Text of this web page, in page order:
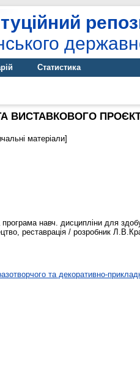
Статистика
ВИСТАВКОВОГО
матеріали]
програма навч. дисципліни для
реставрація / розробник
та декоративно-